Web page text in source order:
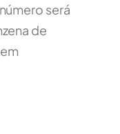
será
de